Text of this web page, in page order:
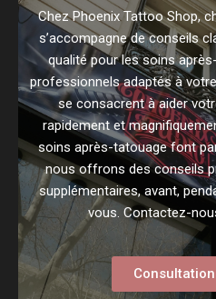
Chez Phoenix Tattoo Shop,
s’accompagne de conseils
qualité pour les soins
professionnels adaptés à
se consacrent à aider
rapidement et
soins après-tatouage font
nous offrons des conseils
supplémentaires, avant,
vous. Contactez-